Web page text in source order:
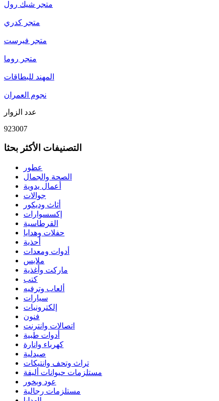
متجر شيك رول
متجر كدري
متجر فيرست
متجر روما
المهند للبطاقات
نجوم العمران
عدد الزوار
923007
التصنيفات الأكثر بحثا
عطور
الصحة والجمال
أعمال يدوية
جوالات
أثاث وديكور
إكسسوارات
القرطاسية
حفلات وهدايا
أحذية
أدوات ومعدات
ملابس
ماركت وأغذية
كتب
ألعاب وترفيه
سيارات
إلكترونيات
فنون
اتصالات وانترنت
أدوات طبية
كهرباء وانارة
صيدلية
تراث وتحف وانتيكات
مستلزمات حيوانات أليفة
عود وبخور
مستلزمات رجالية